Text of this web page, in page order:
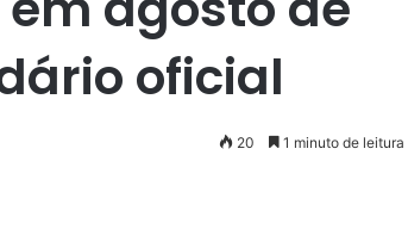
oficial
20 1 minuto de leitura